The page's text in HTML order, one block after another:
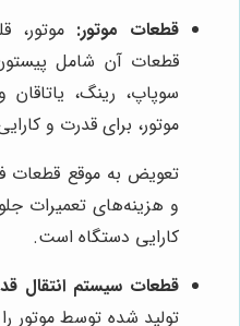
قطعات موتور:
قطعات آن شامل
سوپاپ، رینگ،
موتور، برای قدرت و
تعویض به موقع قطعات
و هزینه‌های تعمیرات
کارایی دستگاه است.
قطعات سیستم انتقال
تولید شده توسط موتور